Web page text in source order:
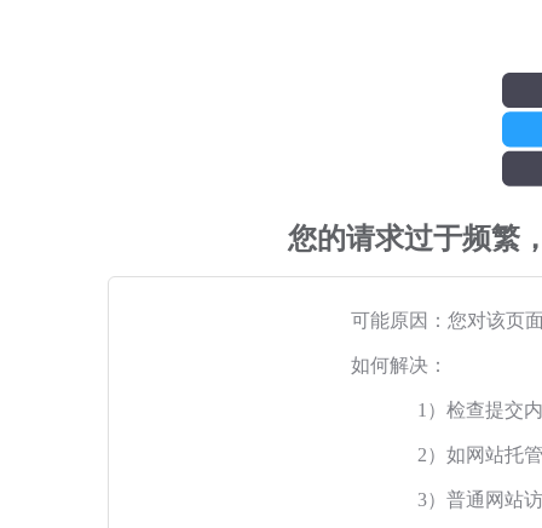
您的请求过于频繁
可能原因：您对该页
如何解决：
1）检查提交
2）如网站托
3）普通网站